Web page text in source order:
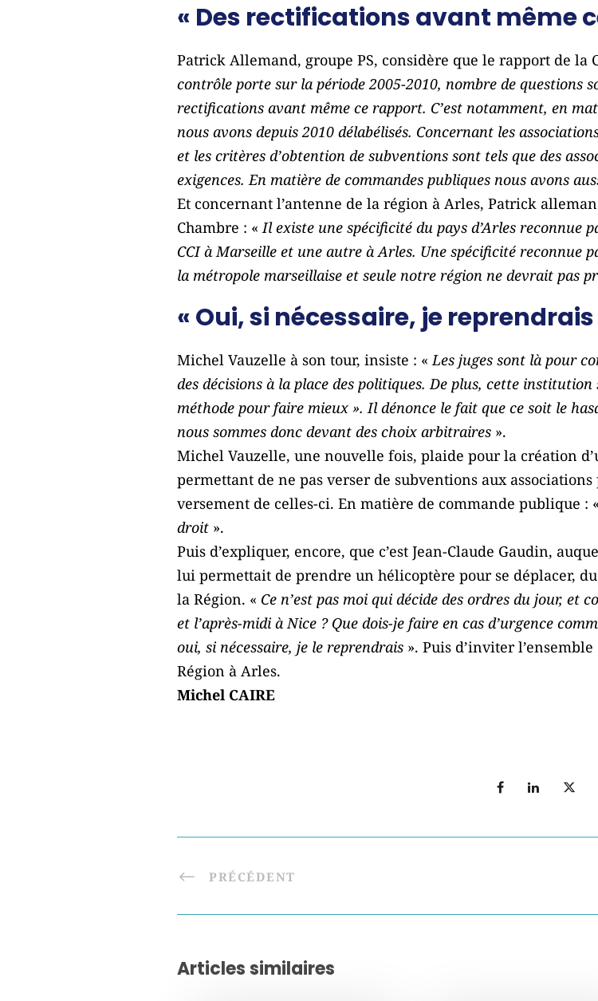
« Des rectifications avant même
Patrick Allemand, groupe PS, considère que le rapport de la
contrôle porte sur la période 2005-2010, nombre de questions
rectifications avant même ce rapport. C’est notamment, en
nous avons depuis 2010 délabélisés. Concernant les
et les critères d’obtention de subventions sont tels que des
exigences. En matière de commandes publiques nous avons
Et concernant l’antenne de la région à Arles, Patrick
Chambre : «Il existe une spécificité du pays d’Arles reconnue
CCI à Marseille et une autre à Arles. Une spécificité reconnue
la métropole marseillaise et seule notre région ne devrait pas
« Oui, si nécessaire, je
Michel Vauzelle à son tour, insiste : « Les juges sont là pour
des décisions à la place des politiques. De plus, cette
méthode pour faire mieux ». Il dénonce le fait que ce soit le
nous sommes donc devant des choix arbitraires ».
Michel Vauzelle, une nouvelle fois, plaide pour la création
permettant de ne pas verser de subventions aux
versement de celles-ci. En matière de commande publique : «
droit ».
Puis d’expliquer, encore, que c’est Jean-Claude Gaudin,
lui permettait de prendre un hélicoptère pour se déplacer,
la Région. « Ce n’est pas moi qui décide des ordres du jour, et
et l’après-midi à Nice ? Que dois-je faire en cas d’urgence
oui, si nécessaire, je le reprendrais ». Puis d’inviter
Région à Arles.
Michel CAIRE
PRÉCÉDENT
Articles similaires